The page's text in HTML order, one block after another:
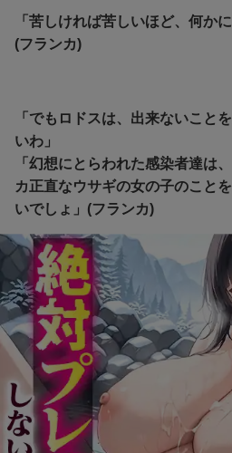
「苦しければ苦しいほど、何か
(フランカ)
「でもロドスは、出来ないこと
いわ」
「幻想にとらわれた感染者達は
カ正直なウサギの女の子のこと
いでしょ」(フランカ)